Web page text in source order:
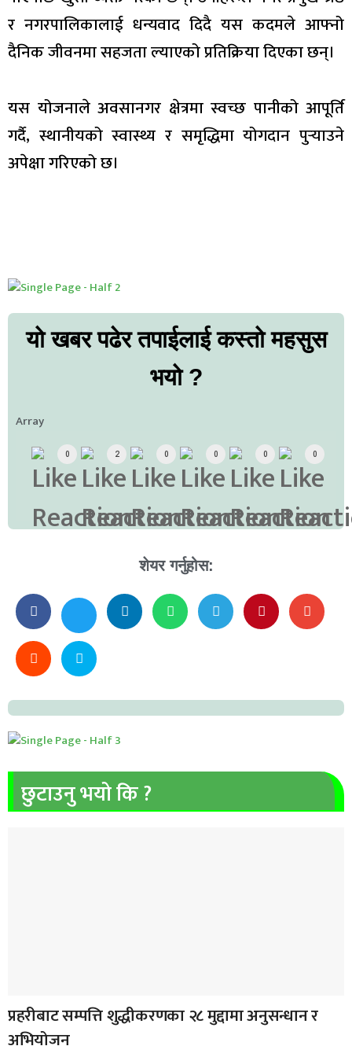
र नगरपालिकालाई धन्यवाद दिदै यस कदमले आफ्नो
दैनिक जीवनमा सहजता ल्याएको प्रतिक्रिया दिएका छन्।
यस योजनाले अवसानगर क्षेत्रमा स्वच्छ पानीको आपूर्ति
गर्दै, स्थानीयको स्वास्थ्य र समृद्धिमा योगदान पुर्‍याउने
अपेक्षा गरिएको छ।
यो खबर पढेर तपाईलाई कस्तो महसुस
भयो ?
Array
0 2 0 0 0 0
शेयर गर्नुहोस:
छुटाउनु भयो कि ?
प्रहरीबाट सम्पत्ति शुद्धीकरणका २८ मुद्दामा अनुसन्धान र
अभियोजन